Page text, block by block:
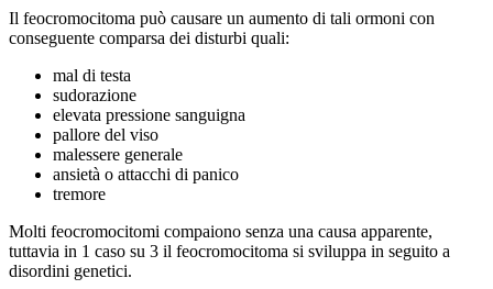
Il feocromocitoma può causare un aumento di tali ormoni con
conseguente comparsa dei disturbi quali:
mal di testa
sudorazione
elevata pressione sanguigna
pallore del viso
malessere generale
ansietà o attacchi di panico
tremore
Molti feocromocitomi compaiono senza una causa apparente,
tuttavia in 1 caso su 3 il feocromocitoma si sviluppa in seguito a
disordini genetici.